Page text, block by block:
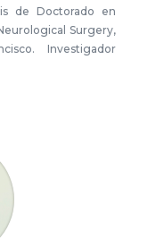
de Doctorado en
Surgery,
Investigador